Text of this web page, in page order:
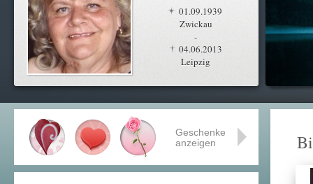
01.09.1939
Zwickau
-
04.06.2013
Leipzig
Geschenke
anzeigen